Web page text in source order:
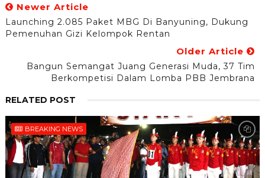
Newer Article
Launching 2.085 Paket MBG Di Banyuning, Dukung
Pemenuhan Gizi Kelompok Rentan
Older Article
Bangun Semangat Juang Generasi Muda, 37 Tim
Berkompetisi Dalam Lomba PBB Jembrana
RELATED POST
BREAKING NEWS